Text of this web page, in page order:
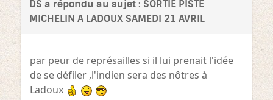
DS a répondu au sujet : SORTIE PISTE
MICHELIN A LADOUX SAMEDI 21 AVRIL
par peur de représailles si il lui prenait l'idée
de se défiler ,l'indien sera des nôtres à
Ladoux